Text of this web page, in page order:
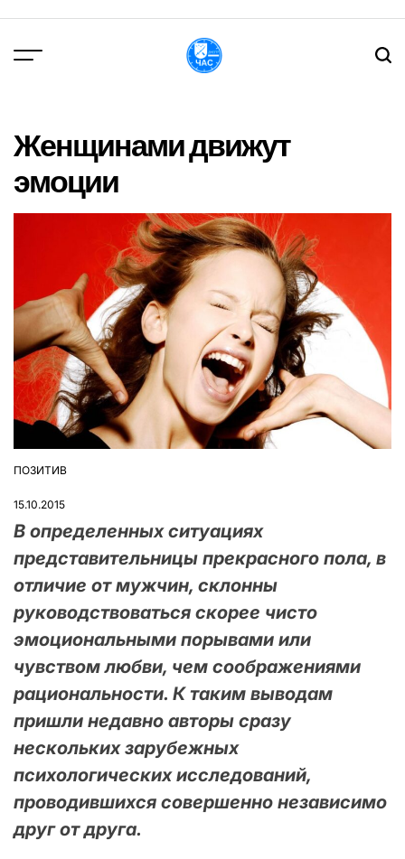
вмісту
Женщинами движут
эмоции
ОПУБЛІКУВАТИ
ПОЗИТИВ
15.10.2015
В определенных ситуациях
представительницы прекрасного пола, в
отличие от мужчин, склонны
руководствоваться скорее чисто
эмоциональными порывами или
чувством любви, чем соображениями
рациональности. К таким выводам
пришли недавно авторы сразу
нескольких зарубежных
психологических исследований,
проводившихся совершенно независимо
друг от друга.